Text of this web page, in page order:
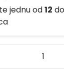
jednu od12